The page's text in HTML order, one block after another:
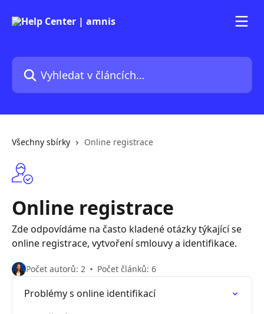
Vyhledat v článcích…
Všechny sbírky Online registrace
Online registrace
Zde odpovídáme na často kladené otázky týkající se
online registrace, vytvoření smlouvy a identifikace.
Počet autorů: 2 Počet článků: 6
Problémy s online identifikací